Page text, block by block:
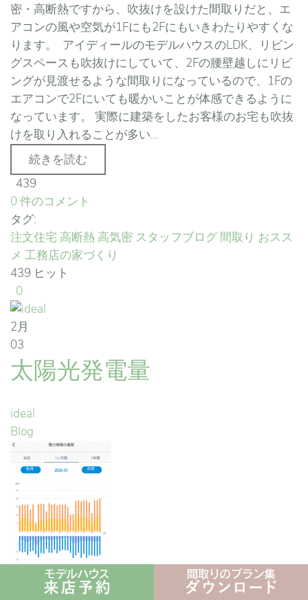
密・高断熱ですから、吹抜けを設けた間取りだと、エ
アコンの風や空気が1Fにも2Fにもいきわたりやすくな
ります。 アイディールのモデルハウスのLDK、リビン
グスペースも吹抜けにしていて、2Fの腰壁越しにリビ
ングが見渡せるような間取りになっているので、1Fの
エアコンで2Fにいても暖かいことが体感できるように
なっています。 実際に建築をしたお客様のお宅も吹抜
けを取り入れることが多い...
続きを読む
439
0 件のコメント
タグ:
注文住宅 高断熱 高気密 スタッフブログ 間取り おスス
メ 工務店の家づくり
439 ヒット
0
2月
03
太陽光発電量
ideal
Blog